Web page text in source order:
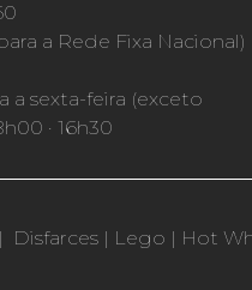
a Rede Fixa Nacional)
a sexta-feira (exceto
· 16h30
| Disfarces | Lego | Hot